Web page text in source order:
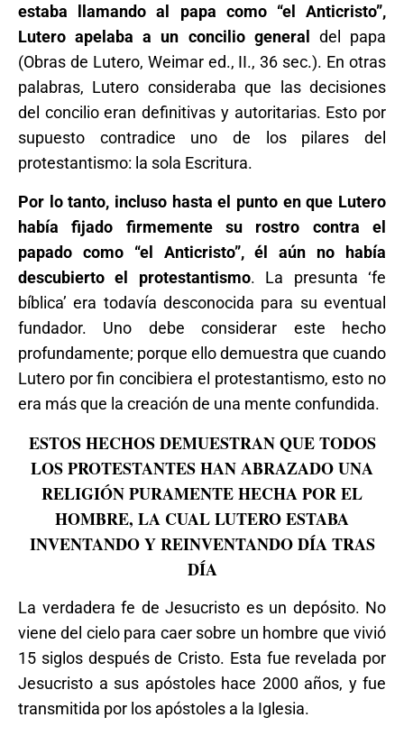
estaba llamando al papa como “el Anticristo”,
Lutero apelaba a un concilio general del papa
(Obras de Lutero, Weimar ed., II., 36 sec.). En otras
palabras, Lutero consideraba que las decisiones
del concilio eran definitivas y autoritarias. Esto por
supuesto contradice uno de los pilares del
protestantismo: la sola Escritura.
Por lo tanto, incluso hasta el punto en que Lutero
había fijado firmemente su rostro contra el
papado como “el Anticristo”, él aún no había
descubierto el protestantismo. La presunta ‘fe
bíblica’ era todavía desconocida para su eventual
fundador. Uno debe considerar este hecho
profundamente; porque ello demuestra que cuando
Lutero por fin concibiera el protestantismo, esto no
era más que la creación de una mente confundida.
ESTOS HECHOS DEMUESTRAN QUE TODOS
LOS PROTESTANTES HAN ABRAZADO UNA
RELIGIÓN PURAMENTE HECHA POR EL
HOMBRE, LA CUAL LUTERO ESTABA
INVENTANDO Y REINVENTANDO DÍA TRAS
DÍA
La verdadera fe de Jesucristo es un depósito. No
viene del cielo para caer sobre un hombre que vivió
15 siglos después de Cristo. Esta fue revelada por
Jesucristo a sus apóstoles hace 2000 años, y fue
transmitida por los apóstoles a la Iglesia.